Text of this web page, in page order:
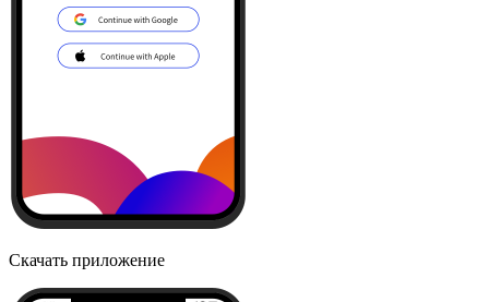
Скачать приложение